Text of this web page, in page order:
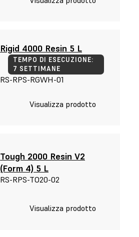
Rigid 4000 Resin 5 L
TEMPO DI ESECUZIONE:
7 SETTIMANE
RS-RPS-RGWH-01
Visualizza prodotto
Tough 2000 Resin V2
(Form 4) 5 L
RS-RPS-TO20-02
Visualizza prodotto